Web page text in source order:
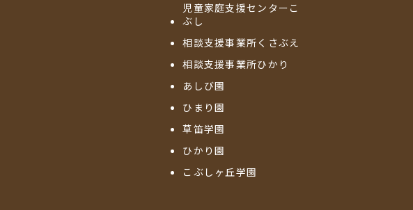
児童家庭支援センターこ
ぶし
相談支援事業所くさぶえ
相談支援事業所ひかり
あしび園
ひまり園
草笛学園
ひかり園
こぶしヶ丘学園